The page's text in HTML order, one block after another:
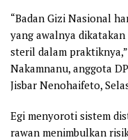
“Badan Gizi Nasional
yang awalnya
steril dalam
Nakamnanu, anggota
Jisbar Nenohaifeto,
Egi menyoroti sistem
rawan menimbulkan